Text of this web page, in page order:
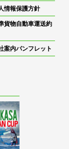
情報保護方針
貨物自動車運送約
案内パンフレット